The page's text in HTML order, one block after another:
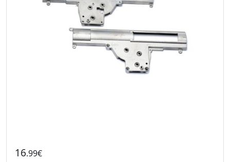
16.99€